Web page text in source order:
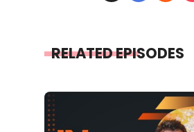
RELATED EPISODES